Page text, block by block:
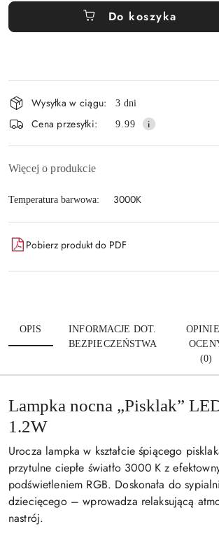
Do koszyka
Wyślij
i
dostawa
Wysyłka w ciągu: 3 dni
Cena przesyłki: 9.99
Więcej o produkcie
Temperatura barwowa: 3000K
Pobierz produkt do PDF
OPIS
INFORMACJE DOT.
BEZPIECZEŃSTWA
(0)
Lampka nocna „Pisklak”
1.2W
Urocza lampka w kształcie śpiącego
przytulne ciepłe światło 3000 K z
podświetleniem RGB. Doskonała do
dziecięcego – wprowadza relaksującą
nastrój.